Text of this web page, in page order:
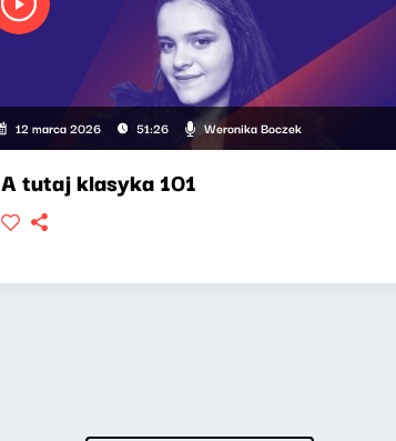
12 marca 2026 51:26 Weronika Boczek
A tutaj klasyka 101